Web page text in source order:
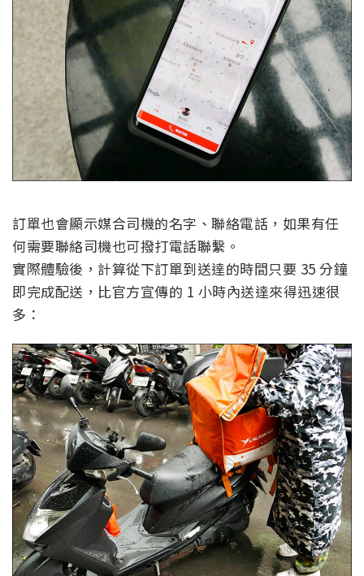
訂單也會顯示媒合司機的名字、聯絡電話，如果有任
何需要聯絡司機也可撥打電話聯繫。
實際體驗後，計算從下訂單到送達的時間只要 35 分鐘
即完成配送，比官方宣傳的 1 小時內送達來得迅速很
多：